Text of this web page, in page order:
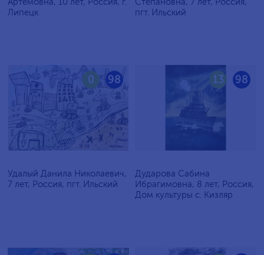
Липецк
пгт. Ильский
98
0
Удалый Данила Николаевич,
7 лет, Россия, пгт. Ильский
98
13
Дударова Сабина
Ибрагимовна, 8 лет, Россия,
Дом культуры с. Кизляр